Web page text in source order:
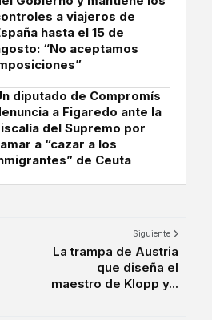
a viajeros de
hasta el 15 de
“No aceptamos
diputado de Compromís
a Figaredo ante la
del Supremo por
a “cazar a los
de Ceuta
Siguiente
La trampa de Austria
que diseña el
maestro de Klopp y...